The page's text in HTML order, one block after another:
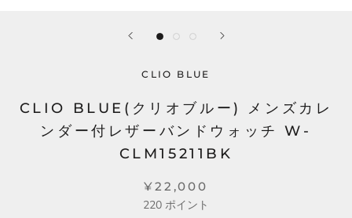
CLIO BLUE
CLIO BLUE(クリオブルー) メンズカレ
ンダー付レザーバンドウォッチ W-
CLM15211BK
¥22,000
220 ポイント